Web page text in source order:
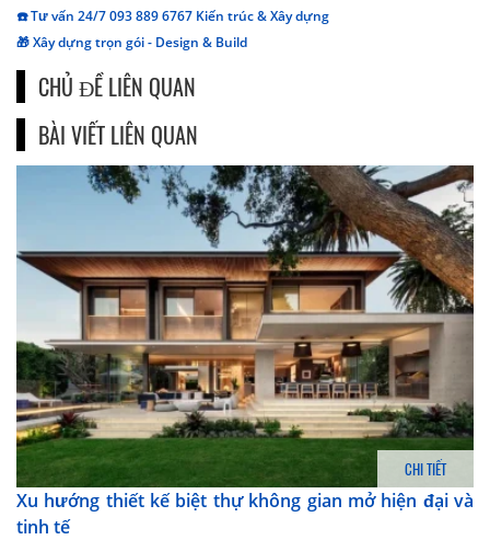
☎️ Tư vấn 24/7 093 889 6767 Kiến trúc & Xây dựng
🎁 Xây dựng trọn gói - Design & Build
CHỦ ĐỀ LIÊN QUAN
BÀI VIẾT LIÊN QUAN
CHI TIẾT
Xu hướng thiết kế biệt thự không gian mở hiện đại và
tinh tế